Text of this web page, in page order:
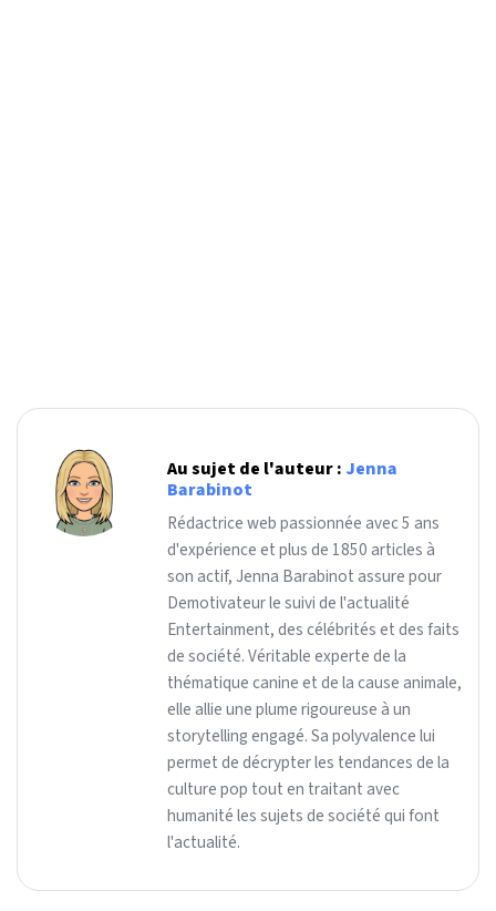
Au sujet de l'auteur : Jenna
Barabinot
Rédactrice web passionnée avec 5 ans
d'expérience et plus de 1850 articles à
son actif, Jenna Barabinot assure pour
Demotivateur le suivi de l'actualité
Entertainment, des célébrités et des faits
de société. Véritable experte de la
thématique canine et de la cause animale,
elle allie une plume rigoureuse à un
storytelling engagé. Sa polyvalence lui
permet de décrypter les tendances de la
culture pop tout en traitant avec
humanité les sujets de société qui font
l'actualité.